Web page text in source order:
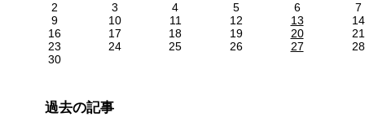
2 3 4 5 6
7
9
10 11 12 13
14
16
17 18 19 20
21
23
24 25 26 27
28
30
過去の記事